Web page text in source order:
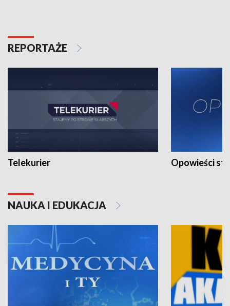
REPORTAŻE
Telekurier Opowieści
NAUKA I EDUKACJA